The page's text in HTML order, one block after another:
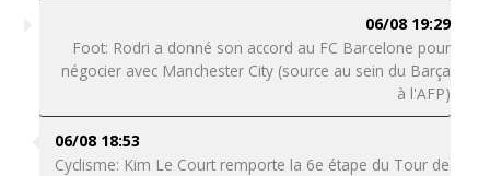
06/08 19:29
Foot: Rodri a donné son accord au FC Barcelone pour
négocier avec Manchester City (source au sein du Barça
à l'AFP)
06/08 18:53
Cyclisme: Kim Le Court remporte la 6e étape du Tour de